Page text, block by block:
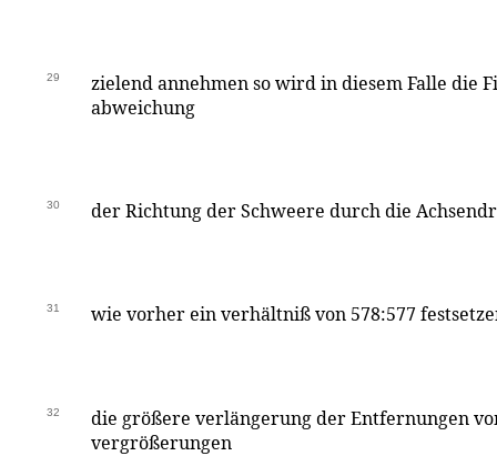
29
zielend annehmen so wird in diesem Falle die
abweichung
30 der Richtung der Schweere durch die
31 wie vorher ein verhältniß von 578:577
32
die größere verlängerung der Entfernungen
vergrößerungen